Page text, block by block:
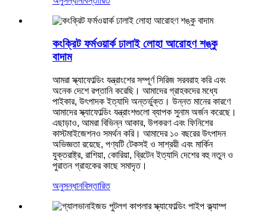
কংক্রিট ফর্মওয়ার্ক ঢালাই লোহা আরোহণ শঙ্কু
বাদাম
আমরা স্ক্যাফোল্ডিং যন্ত্রাংশের সম্পূর্ণ সিরিজ সরবরাহ করি এবং
অনেক দেশে রপ্তানি করেছি। আমাদের গ্রাহকদের মধ্যে
পাইকার, উৎপাদক ইত্যাদি অন্তর্ভুক্ত। উন্নত মানের কারণে
আমাদের স্ক্যাফোল্ডিং যন্ত্রাংশগুলো ব্যাপক সুনাম অর্জন করেছে।
এছাড়াও, আমরা বিভিন্ন আকার, উপকরণ এবং ফিনিশের
কাস্টমাইজেশনও সমর্থন করি। আমাদের ১০ বছরের উৎপাদন
অভিজ্ঞতা রয়েছে, পণ্যটি টেকসই ও সাশ্রয়ী এবং মার্কিন
যুক্তরাষ্ট্র, রাশিয়া, কোরিয়া, ব্রিটেন ইত্যাদি দেশের বহু নতুন ও
পুরাতন গ্রাহকের কাছে সমাদৃত।
অনুসন্ধানবিস্তারিত